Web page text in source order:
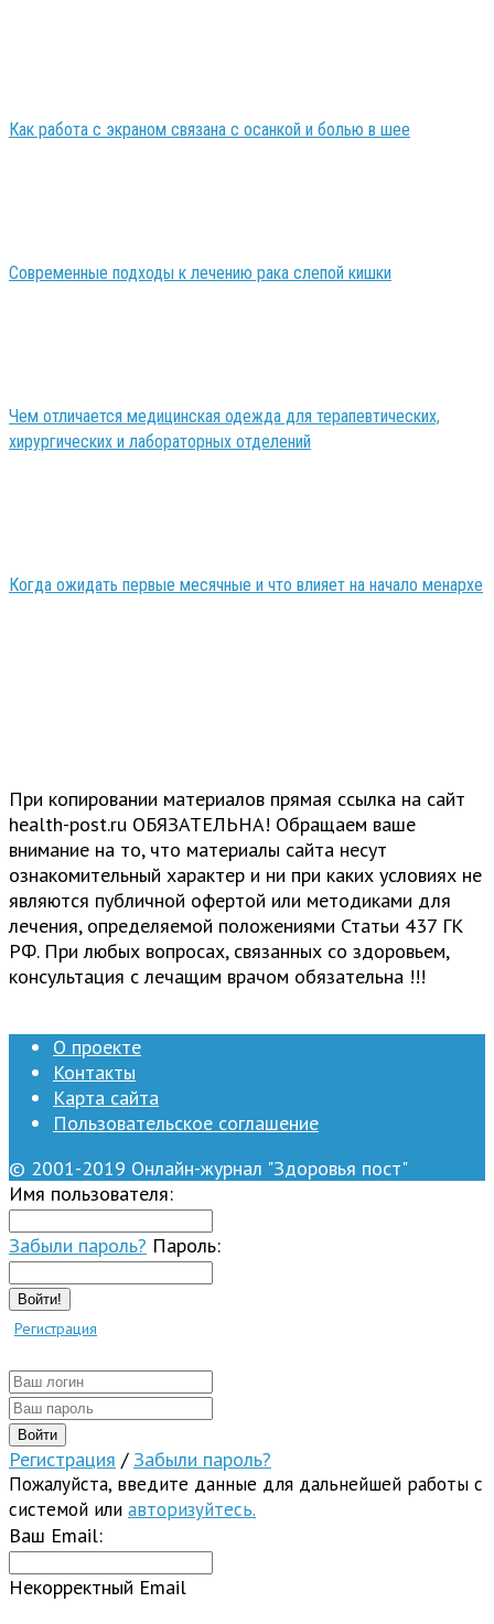
Как работа с экраном связана с осанкой и болью в шее
Современные подходы к лечению рака слепой кишки
Чем отличается медицинская одежда для терапевтических,
хирургических и лабораторных отделений
Когда ожидать первые месячные и что влияет на начало менархе
При копировании материалов прямая ссылка на сайт
health-post.ru ОБЯЗАТЕЛЬНА! Обращаем ваше
внимание на то, что материалы сайта несут
ознакомительный характер и ни при каких условиях не
являются публичной офертой или методиками для
лечения, определяемой положениями Статьи 437 ГК
РФ. При любых вопросах, связанных со здоровьем,
консультация с лечащим врачом обязательна !!!
О проекте
Контакты
Карта сайта
Пользовательское соглашение
© 2001-2019 Онлайн-журнал "Здоровья пост"
Имя пользователя:
Забыли пароль? Пароль:
Войти!
Регистрация
Регистрация / Забыли пароль?
Пожалуйста, введите данные для дальнейшей работы с
системой или авторизуйтесь.
Ваш Email:
Некорректный Email